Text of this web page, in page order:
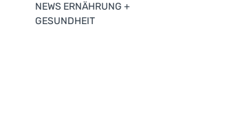
NEWS ERNÄHRUNG +
GESUNDHEIT